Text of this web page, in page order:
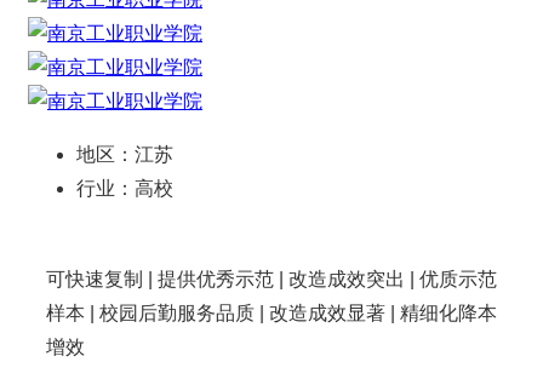
地区： 江苏
行业： 高校
可快速复制 | 提供优秀示范 | 改造成效突出 | 优质示范
样本 | 校园后勤服务品质 | 改造成效显著 | 精细化降本
增效